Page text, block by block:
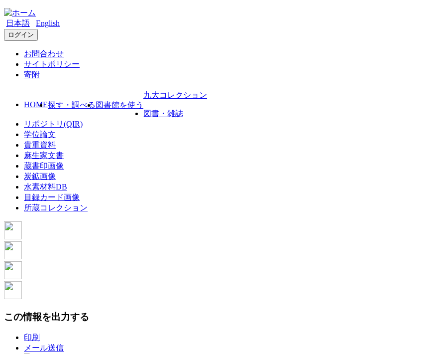
日本語 English
ログイン
お問合わせ
サイトポリシー
寄附
HOME探す・調べる 図書館を使う
九大コレクション
図書・雑誌
リポジトリ(QIR)
学位論文
貴重資料
麻生家文書
蔵書印画像
炭鉱画像
水素材料DB
目録カード画像
所蔵コレクション
この情報を出力する
印刷
メール送信